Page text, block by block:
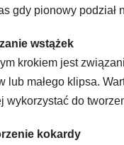
gdy pionowy podział
wstążek
krokiem jest
lub małego klipsa.
wykorzystać do
kokardy